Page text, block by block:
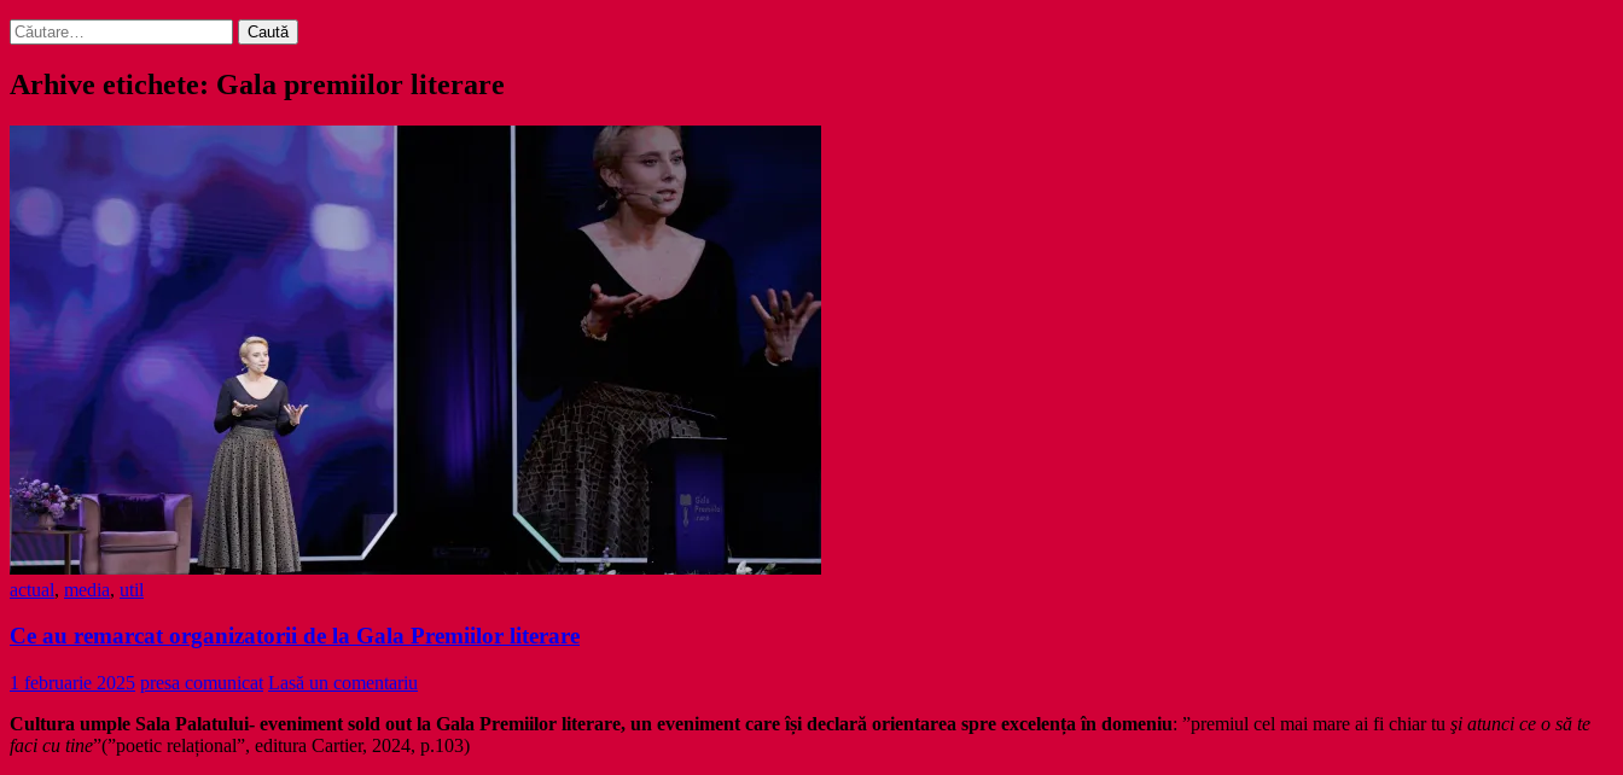
Caută
după:
Arhive etichete: Gala premiilor literare
actual, media, util
Ce au remarcat organizatorii de la Gala Premiilor literare
1 februarie 2025 presa comunicat Lasă un comentariu
Cultura umple Sala Palatului- eveniment sold out la Gala Premiilor literare, un eveniment care își declară orientarea spre excelența în domeniu: ”premiul cel mai mare ai fi chiar tu şi atunci ce o să te
faci cu tine”(”poetic relațional”, editura Cartier, 2024, p.103)